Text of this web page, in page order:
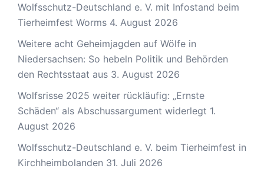
Wolfsschutz-Deutschland e. V. mit Infostand beim
Tierheimfest Worms 4. August 2026
Weitere acht Geheimjagden auf Wölfe in
Niedersachsen: So hebeln Politik und Behörden
den Rechtsstaat aus 3. August 2026
Wolfsrisse 2025 weiter rückläufig: „Ernste
Schäden“ als Abschussargument widerlegt 1.
August 2026
Wolfsschutz-Deutschland e. V. beim Tierheimfest in
Kirchheimbolanden 31. Juli 2026